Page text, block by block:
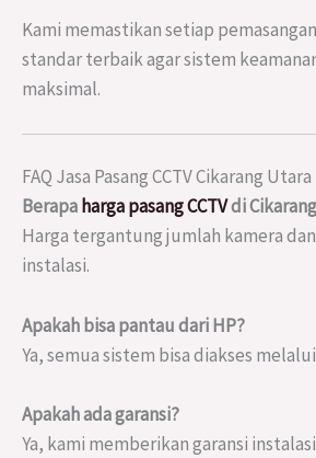
Kami memastikan setiap
standar terbaik agar sistem
maksimal.
FAQ Jasa Pasang CCTV Cikarang Utara
Berapa harga pasang CCTVdi
Harga tergantung jumlah kamera
instalasi.
Apakah bisa pantau dari HP?
Ya, semua sistem bisa diakses
Apakah ada garansi?
Ya, kami memberikan garansi